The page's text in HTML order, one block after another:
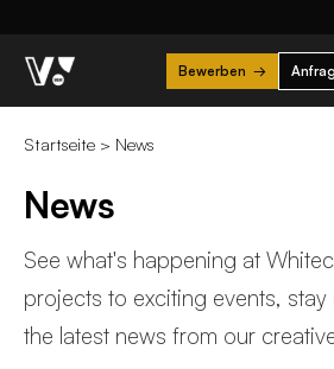
Bewerben →
Startseite > News
News
See what's happening at
projects to exciting events,
the latest news from our